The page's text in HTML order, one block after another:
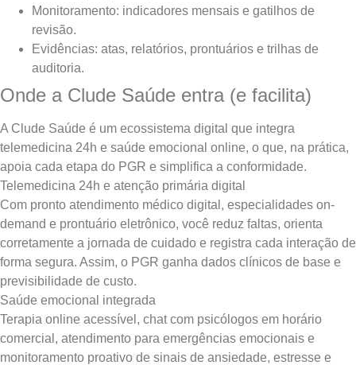
Monitoramento: indicadores mensais e gatilhos de
revisão.
Evidências: atas, relatórios, prontuários e trilhas de
auditoria.
Onde a Clude Saúde entra (e facilita)
A Clude Saúde é um ecossistema digital que integra
telemedicina 24h e saúde emocional online, o que, na prática,
apoia cada etapa do PGR e simplifica a conformidade.
Telemedicina 24h e atenção primária digital
Com pronto atendimento médico digital, especialidades on-
demand e prontuário eletrônico, você reduz faltas, orienta
corretamente a jornada de cuidado e registra cada interação de
forma segura. Assim, o PGR ganha dados clínicos de base e
previsibilidade de custo.
Saúde emocional integrada
Terapia online acessível, chat com psicólogos em horário
comercial, atendimento para emergências emocionais e
monitoramento proativo de sinais de ansiedade, estresse e